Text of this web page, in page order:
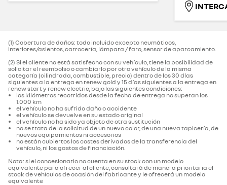
(1) Cobertura de daños: todo incluido excepto neumáticos,
interiores/asientos, carrocería, lámpara / faro, sensor de aparcamiento.‌
(2) Si el cliente no está satisfecho con su vehículo, tiene la posibilidad de
solicitar el reembolso o cambiarlo por otro vehículo de la misma
categoría (cilindrada, combustible, precio) dentro de los 30 días
siguientes a la entrega en renew gold y 15 días siguientes a la entrega en
renew start y renew electric, bajo las siguientes condiciones:
los kilómetros recorridos desde la fecha de entrega no superan los
1.000 km
el vehículo no ha sufrido daño o accidente
el vehículo se devuelve en su estado original
el vehículo no ha sido ya objeto de otra sustitución
no se trata de la solicitud de un nuevo color, de una nueva tapicería, de
nuevos equipamientos ni accesorios
no están cubiertos los costes derivados de la transferencia del
vehículo, ni los gastos de financiación.
Nota: si el concesionario no cuenta en su stock con un modelo
equivalente para ofrecer al cliente, consultará de manera prioritaria el
stock de vehículos de ocasión del fabricante y le ofrecerá un modelo
equivalente